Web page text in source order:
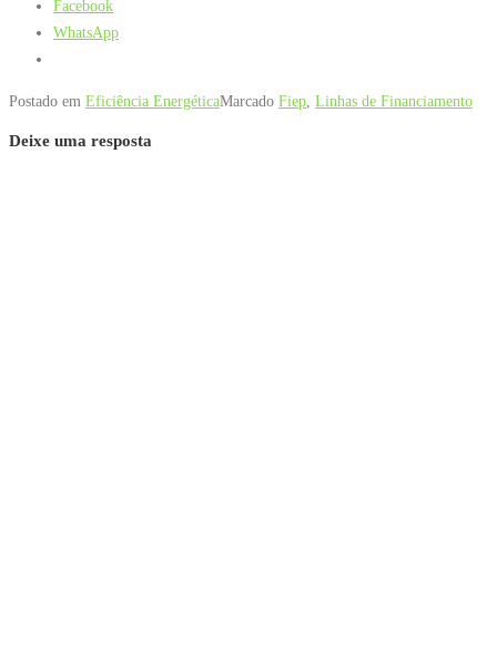
Facebook
WhatsApp
Postado em Eficiência EnergéticaMarcado Fiep Linhas de Financiamento
Deixe uma resposta